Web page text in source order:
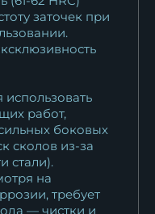
заточек при
работ,
боковых
сколов из-за
стали).
на
требует
— чистки и